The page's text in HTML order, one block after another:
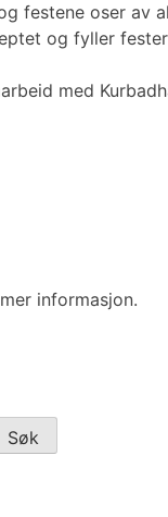
festene oser av
og fyller
med
informasjon.
Søk